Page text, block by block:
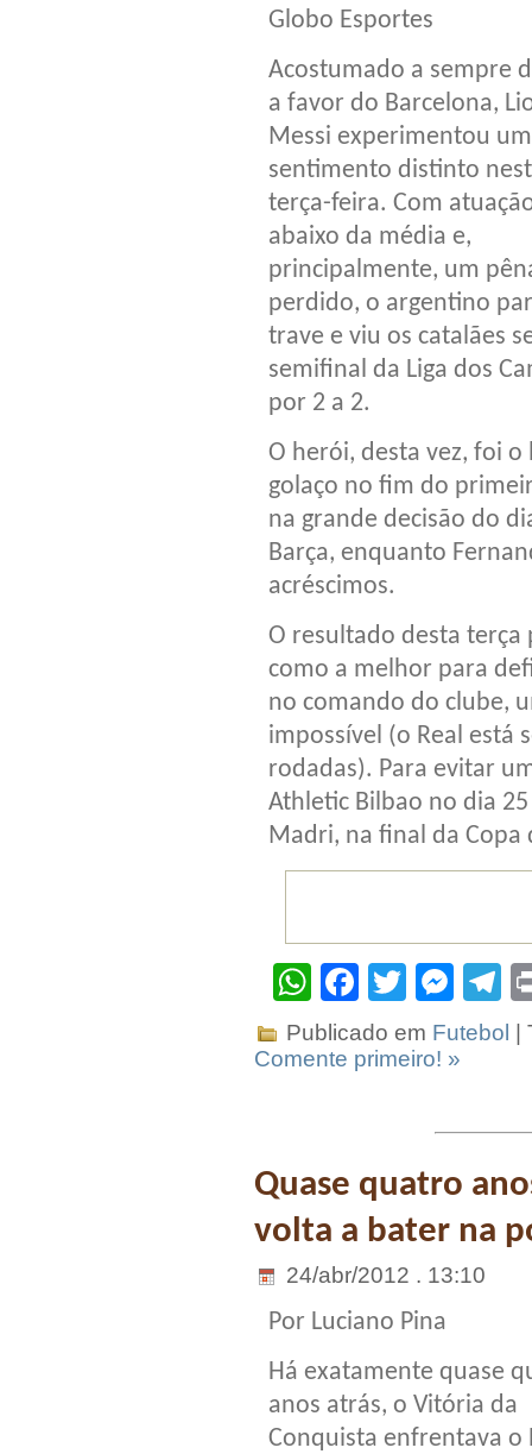
Globo Esportes
Acostumado a sempre
a favor do Barcelona,
Messi experimentou um
sentimento distinto
terça-feira. Com
abaixo da média e,
principalmente, um
perdido, o argentino
trave e viu os catalães
semifinal da Liga dos
por 2 a 2.
O herói, desta vez, foi
golaço no fim do
na grande decisão do
Barça, enquanto
acréscimos.
O resultado desta terça
como a melhor para
no comando do clube,
impossível (o Real
rodadas). Para evitar
Athletic Bilbao no dia
Madri, na final da Copa
WhatsApp
Facebook
Twitter
Publicado em Futebol |
Comente primeiro! »
Quase quatro
volta a bater na
24/abr/2012 . 13:10
Por Luciano Pina
Há exatamente quase
anos atrás, o Vitória da
Conquista enfrentava o